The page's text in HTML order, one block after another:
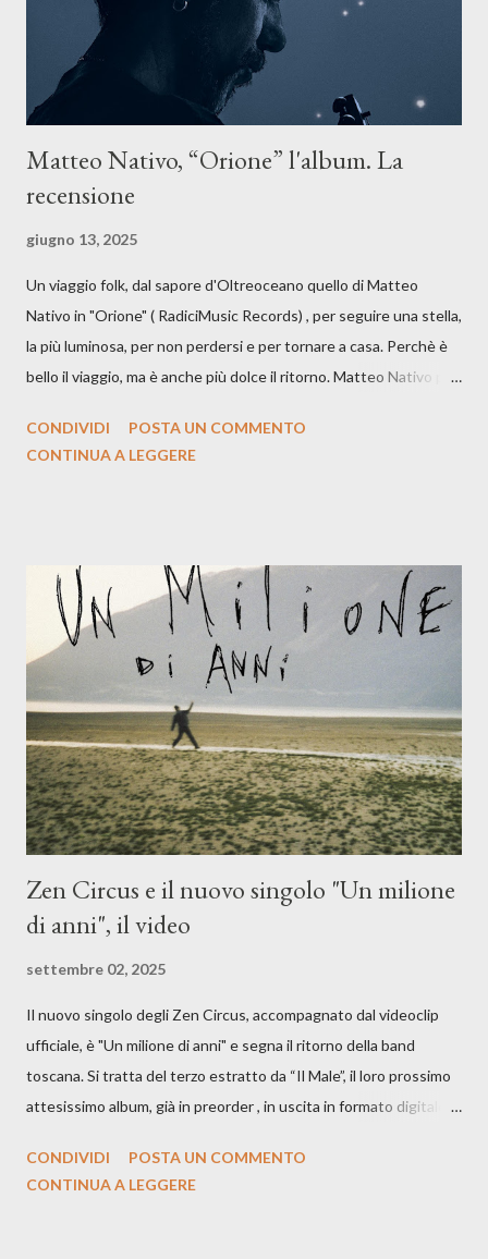
artistico con una composizi...
Matteo Nativo, “Orione” l'album. La
recensione
giugno 13, 2025
Un viaggio folk, dal sapore d'Oltreoceano quello di Matteo
Nativo in "Orione" ( RadiciMusic Records) , per seguire una stella,
la più luminosa, per non perdersi e per tornare a casa. Perchè è
bello il viaggio, ma è anche più dolce il ritorno. Matteo Nativo per
indubbiamente matura e consapevole oltre che con ottimi
Dicevamo. Ed è da qui che il nostro inizia questo concept
musicale, con " Che ora è" , raccontando la separazione dalla
moglie, del senso di sconfitta e del caldo afoso che opprime,
giusta condizione di sopraffazione: "Non so che ora è, che giorno
è, di questa estate che...". E' raro fare uscire come singolo una
cover, ma...
CONDIVIDI
POSTA UN COMMENTO
CONTINUA A LEGGERE
Zen Circus e il nuovo singolo "Un milione
di anni", il video
settembre 02, 2025
Il nuovo singolo degli Zen Circus, accompagnato dal videoclip
ufficiale, è "Un milione di anni" e segna il ritorno della band
toscana. Si tratta del terzo estratto da “Il Male”, il loro prossimo
attesissimo album, già in preorder , in uscita in formato digitale il
Records. GUARDA IL VIDEO: CREDITI Produced by A71
CONDIVIDI
POSTA UN COMMENTO
CONTINUA A LEGGERE